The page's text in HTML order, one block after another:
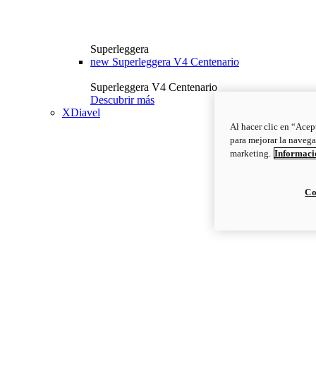
Superleggera
new Superleggera V4 Centenario
Superleggera V4 Centenario
Descubrir más
XDiavel
Al hacer clic en
para mejorar la
marketing.